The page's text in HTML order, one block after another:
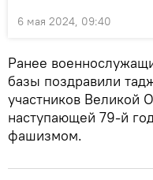
6 мая 2024, 09:40
Ранее
базы поздравили
участников Великой
наступающей 79-й
фашизмом.